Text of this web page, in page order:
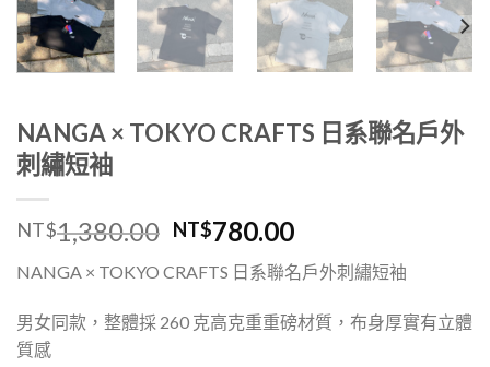
NANGA × TOKYO CRAFTS 日系聯名戶外
刺繡短袖
NT$1,380.00 NT$780.00
NANGA × TOKYO CRAFTS 日系聯名戶外刺繡短袖
男女同款，整體採 260 克高克重重磅材質，布身厚實有立體
質感